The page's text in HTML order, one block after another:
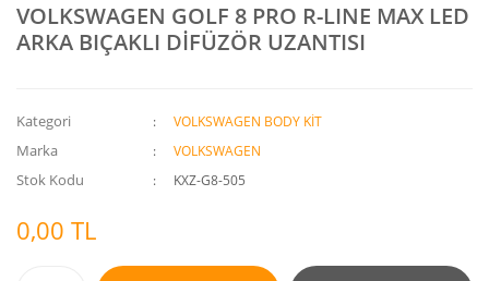
VOLKSWAGEN GOLF 8 PRO R-LINE MAX LED
ARKA BIÇAKLI DİFÜZÖR UZANTISI
Kategori VOLKSWAGEN BODY KİT
Marka VOLKSWAGEN
Stok Kodu KXZ-G8-505
0,00 TL